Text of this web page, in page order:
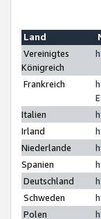
Land
Vereinigtes
Königreich
Frankreich
Italien
Irland
Niederlande
Spanien
Deutschland
Schweden
Polen